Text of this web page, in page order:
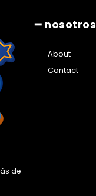
de
━ nosotros
About
Contact